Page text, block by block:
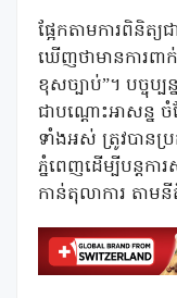
ផ្អែកតាមការពិនិត្យ
ឃើញថាមានការពាក់
ខុសច្បាប់”។ បច្ចុប្ប
ជាបណ្ដោះអាសន្ន
ទាំងអស់ ត្រូវបានប្
ភ្នំពេញដើម្បីបន្ត
កាន់តុលាការ តាមនី